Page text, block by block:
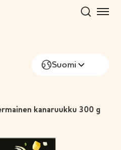
Suomi
kanaruukku 300 g